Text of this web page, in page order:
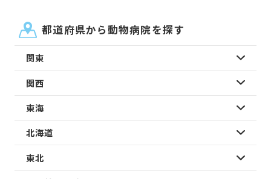
都道府県から動物病院を探す
関東
関西
東海
北海道
東北